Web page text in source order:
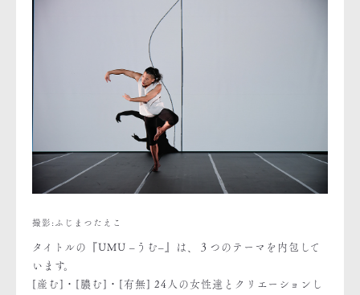
撮影:ふじまつたえこ
タイトルの『UMU –うむ–』は、３つのテーマを内包して
います。
[産む]・[膿む]・[有無] 24人の女性達とクリエーションし